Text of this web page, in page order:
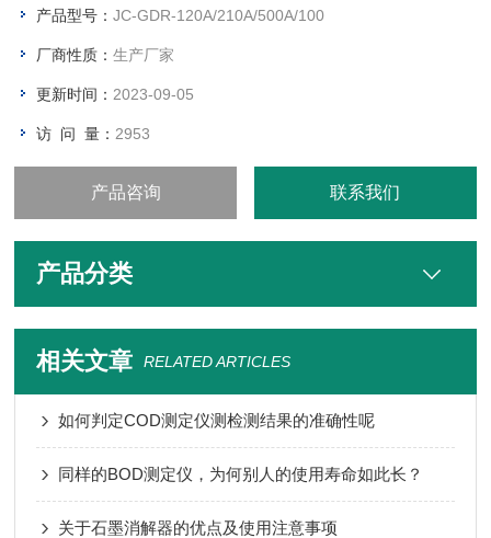
其性能僬战评价。
产品型号：JC-GDR-120A/210A/500A/100
厂商性质：生产厂家
更新时间： 2023-09-05
访 问 量： 2953
产品咨询 联系我们
产品分类
相关文章 RELATED ARTICLES
如何判定COD测定仪测检测结果的准确性呢
同样的BOD测定仪，为何别人的使用寿命如此长？
关于石墨消解器的优点及使用注意事项